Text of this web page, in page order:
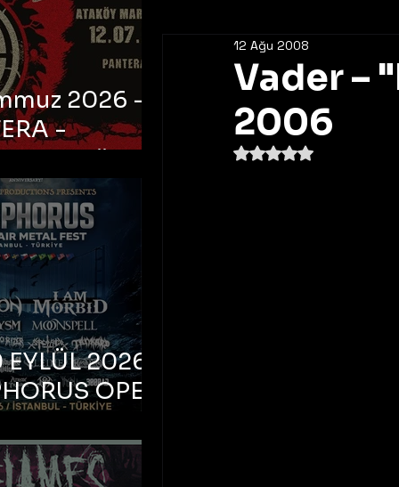
Vader –
2006
12 Ağu 2008
5 üzerinden NaN yıldız
2026 -
-
Ataköy
Arena
2026 –
OPEN
FEST